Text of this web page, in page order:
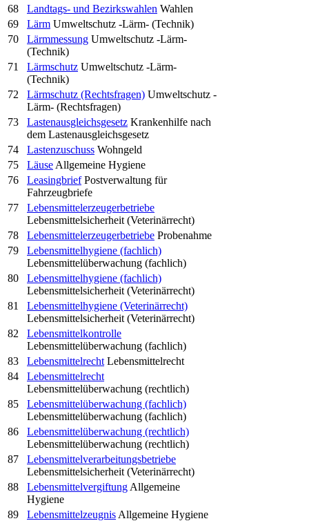
68
Landtags- und Bezirkswahlen Wahlen
69
Lärm Umweltschutz -Lärm- (Technik)
70
Lärmmessung Umweltschutz -Lärm-
(Technik)
71
Lärmschutz Umweltschutz -Lärm-
(Technik)
72
Lärmschutz (Rechtsfragen) Umweltschutz -
Lärm- (Rechtsfragen)
73
Lastenausgleichsgesetz Krankenhilfe nach
dem Lastenausgleichsgesetz
74
Lastenzuschuss Wohngeld
75
Läuse Allgemeine Hygiene
76
Leasingbrief Postverwaltung für
Fahrzeugbriefe
77
Lebensmittelerzeugerbetriebe
Lebensmittelsicherheit (Veterinärrecht)
78
Lebensmittelerzeugerbetriebe Probenahme
79
Lebensmittelhygiene (fachlich)
Lebensmittelüberwachung (fachlich)
80
Lebensmittelhygiene (fachlich)
Lebensmittelsicherheit (Veterinärrecht)
81
Lebensmittelhygiene (Veterinärrecht)
Lebensmittelsicherheit (Veterinärrecht)
82
Lebensmittelkontrolle
Lebensmittelüberwachung (fachlich)
83
Lebensmittelrecht Lebensmittelrecht
84
Lebensmittelrecht
Lebensmittelüberwachung (rechtlich)
85
Lebensmittelüberwachung (fachlich)
Lebensmittelüberwachung (fachlich)
86
Lebensmittelüberwachung (rechtlich)
Lebensmittelüberwachung (rechtlich)
87
Lebensmittelverarbeitungsbetriebe
Lebensmittelsicherheit (Veterinärrecht)
88
Lebensmittelvergiftung Allgemeine
Hygiene
89
Lebensmittelzeugnis Allgemeine Hygiene